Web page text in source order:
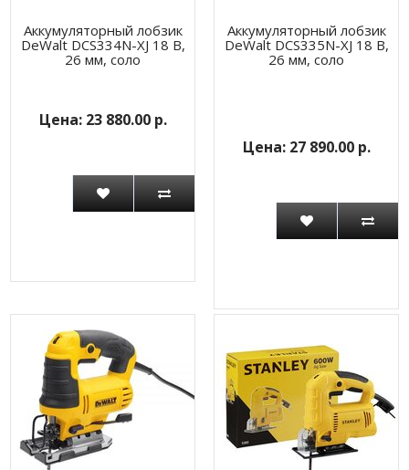
Аккумуляторный лобзик
DeWalt DCS334N-XJ 18 В,
26 мм, соло
23 880.00 р.
Аккумуляторный лобзик
DeWalt DCS335N-XJ 18 В,
26 мм, соло
27 890.00 р.